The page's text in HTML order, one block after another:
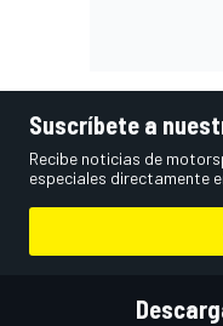
Suscríbete a
Recibe noticias de
especiales directamente